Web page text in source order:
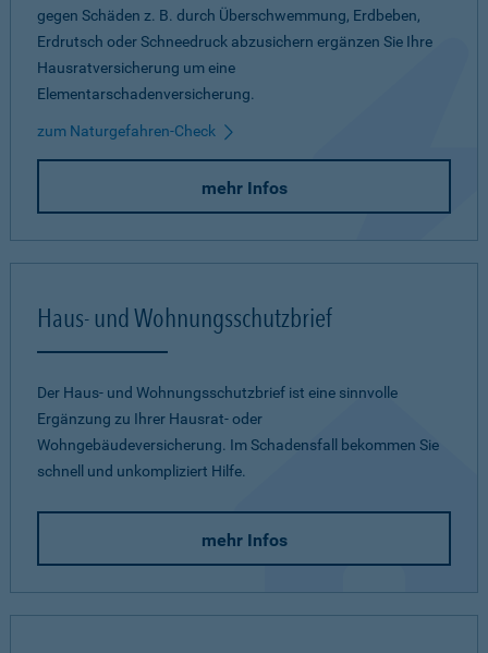
gegen Schäden z. B. durch Überschwemmung, Erdbeben,
Erdrutsch oder Schneedruck abzusichern ergänzen Sie Ihre
Hausratversicherung um eine
Elementarschadenversicherung.
zum Naturgefahren-Check
mehr Infos
Haus- und Wohnungsschutzbrief
Der Haus- und Wohnungsschutzbrief ist eine sinnvolle
Ergänzung zu Ihrer Hausrat- oder
Wohngebäudeversicherung. Im Schadensfall bekommen Sie
schnell und unkompliziert Hilfe.
mehr Infos